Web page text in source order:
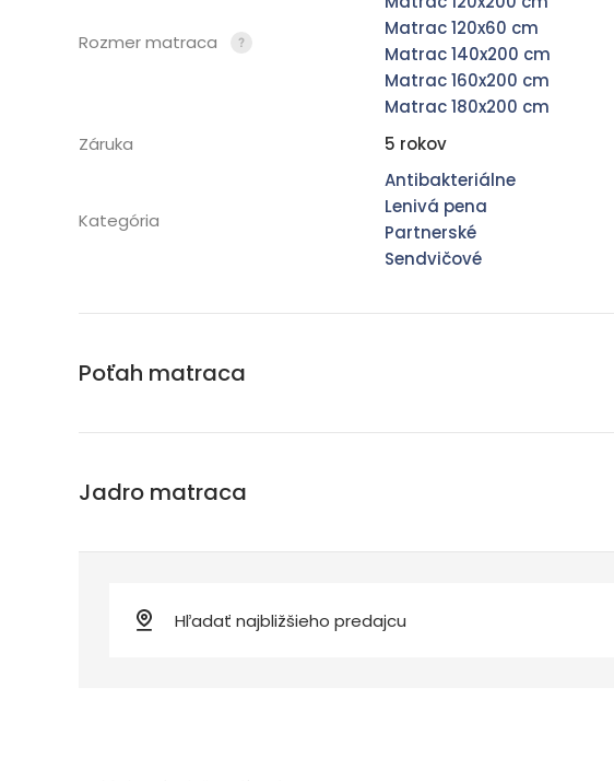
Rozmer matraca
Matrac 120x60 cm
Matrac 140x200 cm
Matrac 160x200 cm
Matrac 180x200 cm
Záruka 5 rokov
Kategória
Antibakteriálne
Lenivá pena
Partnerské
Sendvičové
Poťah matraca
Jadro matraca